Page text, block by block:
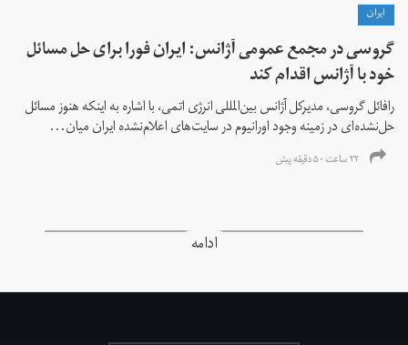
ايران
گروسی در مجمع عمومی آژانس: ایران فورا برای حل مسائل
خود با آژانس اقدام کند
رافائل گروسی، مدیرکل آژانس بین‌المللی انرژی اتمی، با اشاره به اینکه هنوز مسائل
حل‌نشده‌ای در زمینه وجود اورانیوم در سایت‌های اعلام‌نشده ایران میان...
۲۲ ساعت ۵۰ دقیقه پیش
ادامه